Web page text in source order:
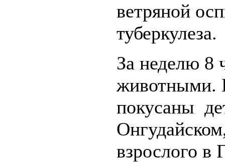
ветряной
туберкулеза.
За неделю 8
животными.
покусаны
взрослого в